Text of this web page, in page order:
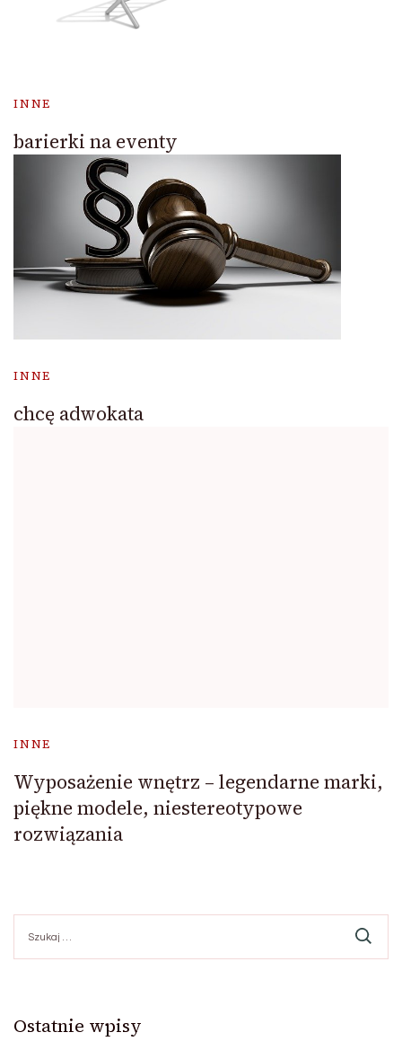
INNE
barierki na eventy
INNE
chcę adwokata
INNE
Wyposażenie wnętrz – legendarne marki,
piękne modele, niestereotypowe
rozwiązania
Ostatnie wpisy